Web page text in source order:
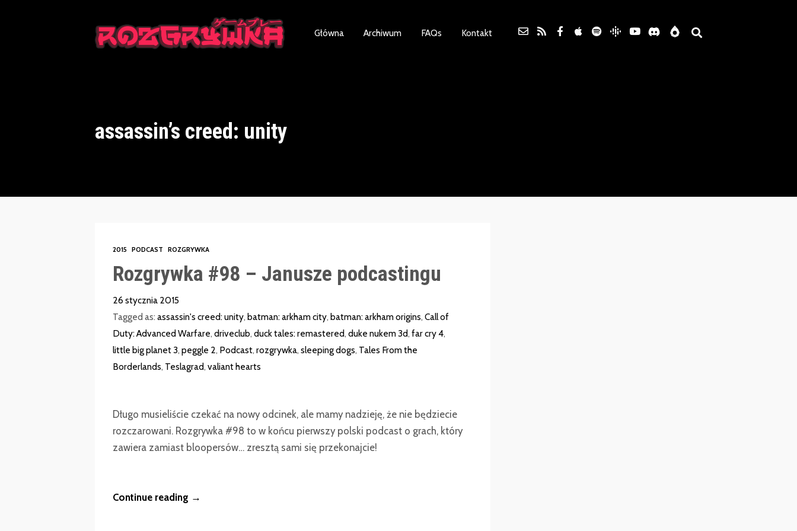
Główna Archiwum FAQs Kontakt
assassin’s creed: unity
2015 PODCAST ROZGRYWKA
Rozgrywka #98 – Janusze podcastingu
26 stycznia 2015
Tagged as: assassin's creed: unity, batman: arkham city, batman: arkham origins, Call of
Duty: Advanced Warfare, driveclub, duck tales: remastered, duke nukem 3d, far cry 4,
little big planet 3, peggle 2, Podcast, rozgrywka, sleeping dogs, Tales From the
Borderlands, Teslagrad, valiant hearts
Długo musieliście czekać na nowy odcinek, ale mamy nadzieję, że nie będziecie
rozczarowani. Rozgrywka #98 to w końcu pierwszy polski podcast o grach, który
zawiera zamiast bloopersów… zresztą sami się przekonajcie!
Continue reading →